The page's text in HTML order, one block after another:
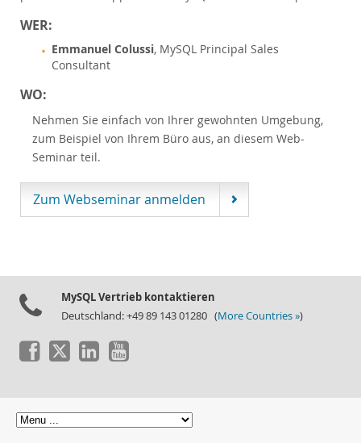
WER:
Emmanuel Colussi, MySQL Principal Sales
Consultant
WO:
Nehmen Sie einfach von Ihrer gewohnten Umgebung,
zum Beispiel von Ihrem Büro aus, an diesem Web-
Seminar teil.
Zum Webseminar anmelden
MySQL Vertrieb kontaktieren
Deutschland: +49 89 143 01280 (More Countries »)